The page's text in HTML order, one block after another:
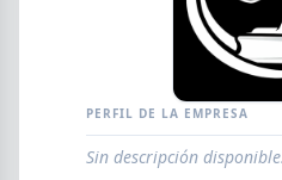
Guía de Empresas
EMPRESAS
PERFIL DE LA EMPRESA
Sin descripción disponible.